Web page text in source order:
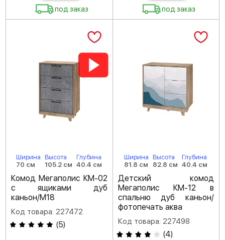
под заказ под заказ
Ширина
70 см
Высота
105.2 см
Глубина
40.4 см
Комод Мегаполис КМ-02
с ящиками дуб
каньон/M18
Код товара: 227472
(5)
Ширина
81.8 см
Высота
82.8 см
Глубина
40.4 см
Детский комод
Мегаполис КМ-12 в
спальню дуб каньон/
фотопечать аква
Код товара: 227498
(4)